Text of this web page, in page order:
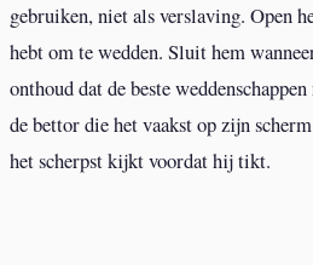
gebruiken, niet als verslaving. Open
hebt om te wedden. Sluit hem
onthoud dat de beste
de bettor die het vaakst op zijn
het scherpst kijkt voordat hij tikt.